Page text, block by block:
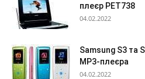
плеєр PET738
04.02.2022
Samsung S3 та
МР3-плеєра
04.02.2022